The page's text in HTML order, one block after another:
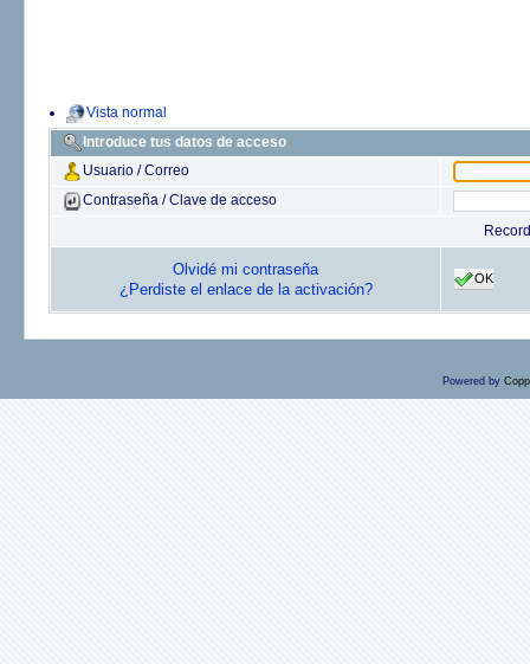
Vista normal
Introduce tus datos de acceso
Usuario / Correo
Contraseña / Clave de acceso
Olvidé mi contraseña
¿Perdiste el enlace de la activación?
OK
Powered by